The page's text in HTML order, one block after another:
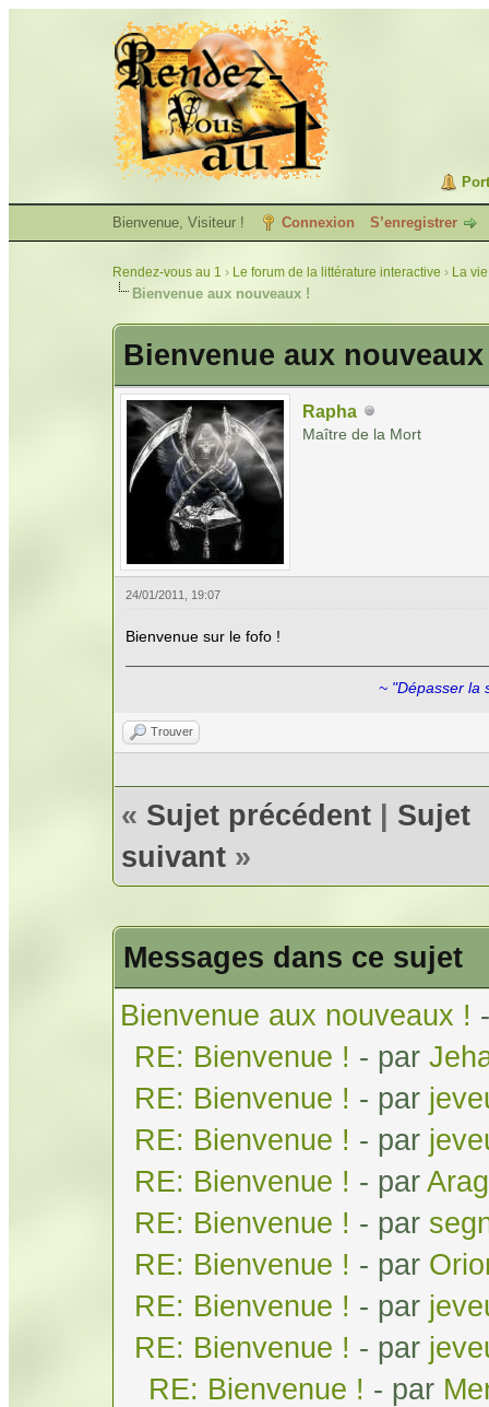
Bienvenue, Visiteur ! Connexion S’enregistrer
Rendez-vous au 1 › Le forum de la littérature interactive › La
Bienvenue aux nouveaux !
Bienvenue aux
Rapha
Maître de la Mort
24/01/2011, 19:07
Bienvenue sur le fofo !
~ "Dépasser la
Trouver
« Sujet précédent | Sujet
suivant »
Messages dans ce sujet
Bienvenue aux nouveaux !
RE: Bienvenue ! - par
RE: Bienvenue ! - par
RE: Bienvenue ! - par
RE: Bienvenue ! - par
RE: Bienvenue ! - par
RE: Bienvenue ! - par
RE: Bienvenue ! - par
RE: Bienvenue ! - par
RE: Bienvenue ! - par